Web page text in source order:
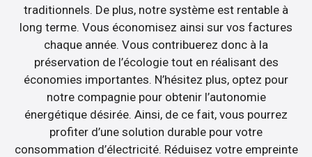
traditionnels. De plus, notre système est rentable à
long terme. Vous économisez ainsi sur vos factures
chaque année. Vous contribuerez donc à la
préservation de l’écologie tout en réalisant des
économies importantes. N’hésitez plus, optez pour
notre compagnie pour obtenir l’autonomie
énergétique désirée. Ainsi, de ce fait, vous pourrez
profiter d’une solution durable pour votre
consommation d’électricité. Réduisez votre empreinte